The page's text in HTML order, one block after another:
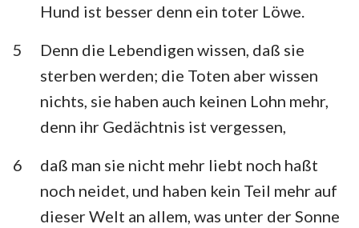
Hund ist besser denn ein toter Löwe.
5
Denn die Lebendigen wissen, daß sie
sterben werden; die Toten aber wissen
nichts, sie haben auch keinen Lohn mehr,
denn ihr Gedächtnis ist vergessen,
6
daß man sie nicht mehr liebt noch haßt
noch neidet, und haben kein Teil mehr auf
dieser Welt an allem, was unter der Sonne